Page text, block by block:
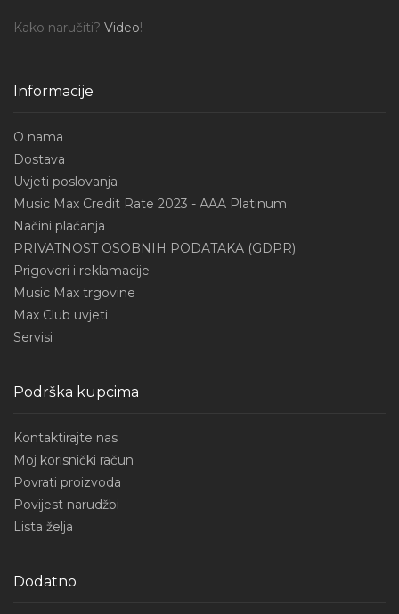
Kako naručiti? Video!
Informacije
O nama
Dostava
Uvjeti poslovanja
Music Max Credit Rate 2023 - AAA Platinum
Načini plaćanja
PRIVATNOST OSOBNIH PODATAKA (GDPR)
Prigovori i reklamacije
Music Max trgovine
Max Club uvjeti
Servisi
Podrška kupcima
Kontaktirajte nas
Moj korisnički račun
Povrati proizvoda
Povijest narudžbi
Lista želja
Dodatno